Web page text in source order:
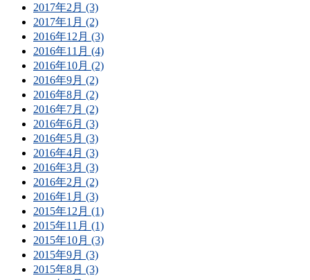
2017年2月 (3)
2017年1月 (2)
2016年12月 (3)
2016年11月 (4)
2016年10月 (2)
2016年9月 (2)
2016年8月 (2)
2016年7月 (2)
2016年6月 (3)
2016年5月 (3)
2016年4月 (3)
2016年3月 (3)
2016年2月 (2)
2016年1月 (3)
2015年12月 (1)
2015年11月 (1)
2015年10月 (3)
2015年9月 (3)
2015年8月 (3)